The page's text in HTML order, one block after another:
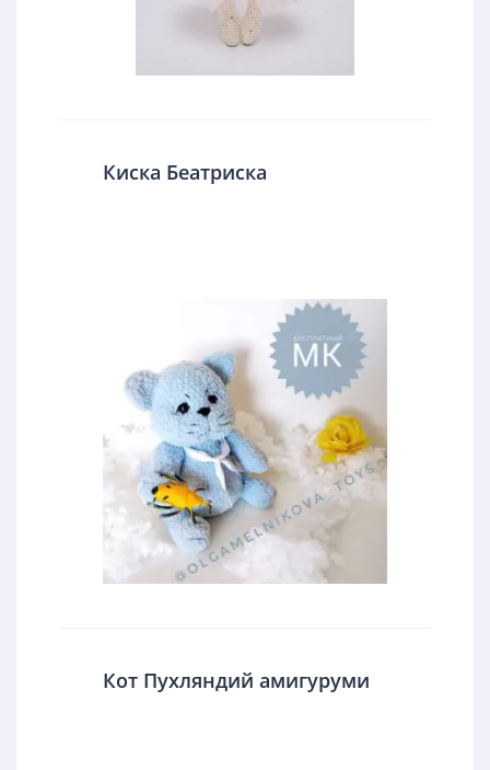
Киска Беатриска
Кот Пухляндий амигуруми